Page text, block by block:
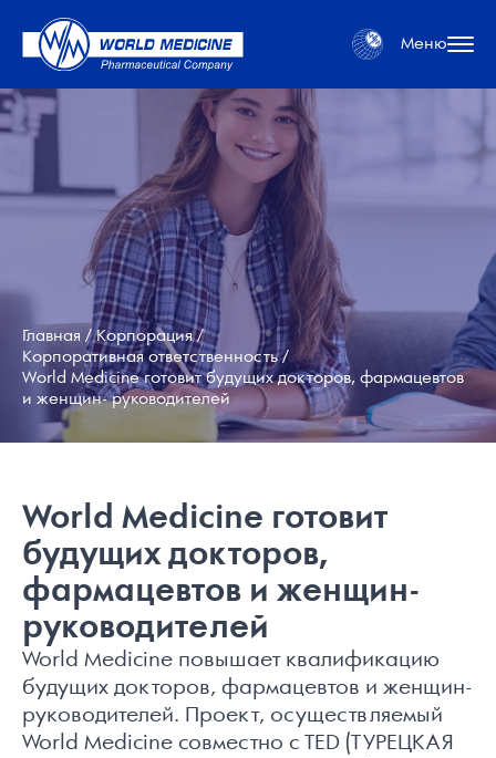
Меню
Главная
Корпорация
Корпоративная ответственность
World Medicine готовит будущих докторов, фармацевтов
и женщин- руководителей
World Medicine готовит
будущих докторов,
фармацевтов и женщин-
руководителей
World Medicine повышает квалификацию
будущих докторов, фармацевтов и женщин-
руководителей. Проект, осуществляемый
World Medicine совместно с TED (ТУРЕЦКАЯ